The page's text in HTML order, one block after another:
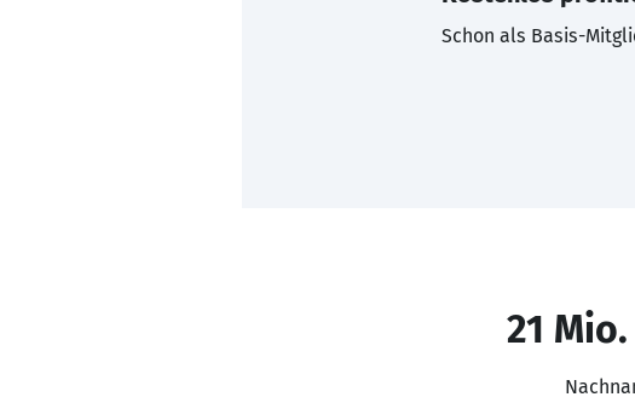
Schon als Basis-
21